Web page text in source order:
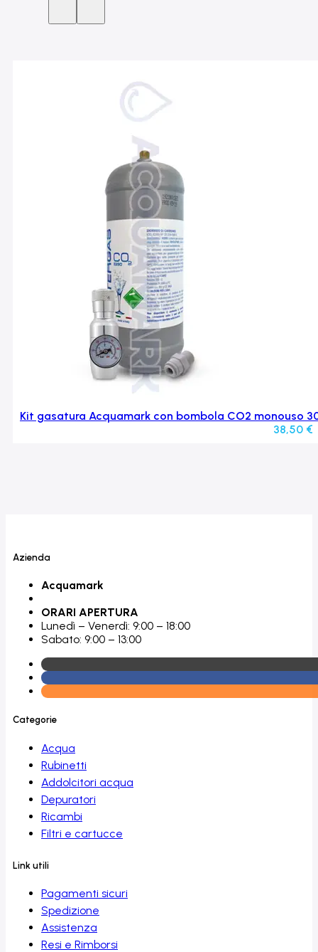
Kit gasatura Acquamark con bombola CO2 monouso
38,50 €
Azienda
Acquamark
ORARI APERTURA
Lunedì – Venerdì: 9:00 – 18:00
Sabato: 9:00 – 13:00
Categorie
Acqua
Rubinetti
Addolcitori acqua
Depuratori
Ricambi
Filtri e cartucce
Link utili
Pagamenti sicuri
Spedizione
Assistenza
Resi e Rimborsi